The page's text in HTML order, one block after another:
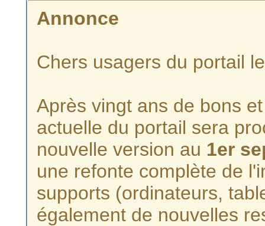
Annonce
Chers usagers du portail
Après vingt ans de bons
actuelle du portail sera
nouvelle version au 1er
une refonte complète de
supports (ordinateurs,
également de nouvelles